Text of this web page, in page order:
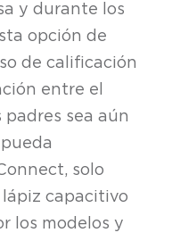
y durante los
opción de
de calificación
entre el
sea aún
solo
capacitivo
los modelos y